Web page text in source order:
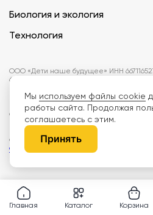
Биология и экология
Технология
ООО «Дети наше будущее» ИНН
667101001 БИК 046577674
Информация на сайте не является
могут отличаться от поставляемых
собой право изменить цены и
предварительного уведомления
качество поставляемой продукции. Мы
сайт лучше. Пользуясь сайтом, вы
обработки персональных данных и
Главная Каталог Корзина
Мы используем файлы cookie
работы сайта. Продолжая
соглашаетесь с этим.
Принять